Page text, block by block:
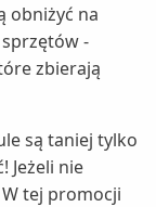
obniżyć na
-
zbierają
są taniej tylko
Jeżeli nie
W tej promocji